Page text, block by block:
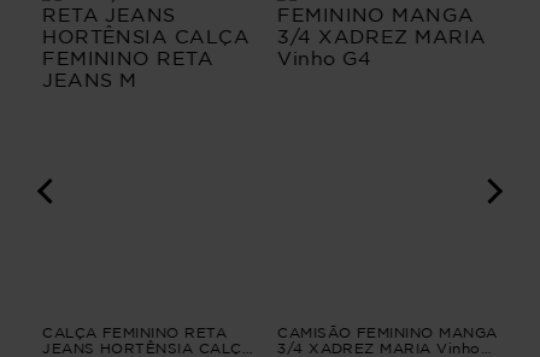
CALÇA FEMININO RETA
JEANS HORTÊNSIA CALÇA
CAMISÃO FEMININO MANGA
3/4 XADREZ MARIA Vinho